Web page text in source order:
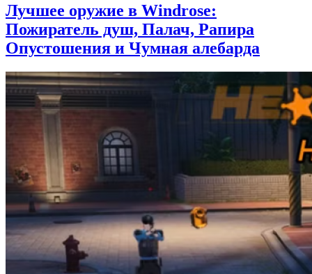
Лучшее оружие в Windrose:
Пожиратель душ, Палач, Рапира
Опустошения и Чумная алебарда